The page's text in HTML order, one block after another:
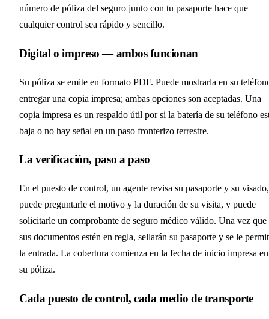
número de póliza del seguro junto con tu pasaporte hace que
cualquier control sea rápido y sencillo.
Digital o impreso — ambos funcionan
Su póliza se emite en formato PDF. Puede mostrarla en su
entregar una copia impresa; ambas opciones son aceptadas. Una
copia impresa es un respaldo útil por si la batería de su teléfono
baja o no hay señal en un paso fronterizo terrestre.
La verificación, paso a paso
En el puesto de control, un agente revisa su pasaporte y su visado,
puede preguntarle el motivo y la duración de su visita, y puede
solicitarle un comprobante de seguro médico válido. Una vez que
sus documentos estén en regla, sellarán su pasaporte y se le
la entrada. La cobertura comienza en la fecha de inicio impresa en
su póliza.
Cada puesto de control, cada medio de transporte